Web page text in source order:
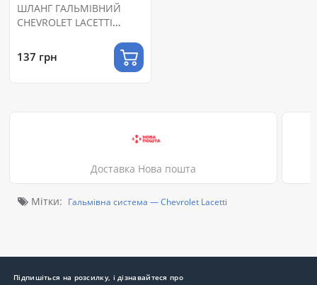
ШЛАНГ ГАЛЬМІВНИЙ
CHEVROLET LACETTI
137 грн
Доставка Нова пошта
Мітки: Гальмівна система — Chevrolet Lacetti
Підпишіться на розсилку, і дізнавайтеся про